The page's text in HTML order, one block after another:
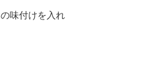
味付けを入れ